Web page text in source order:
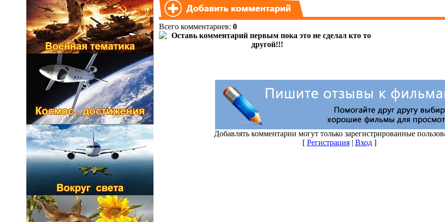
Всего комментариев: 0
Добавлять комментарии могут только зарегистрированные
[ Регистрация| Вход]